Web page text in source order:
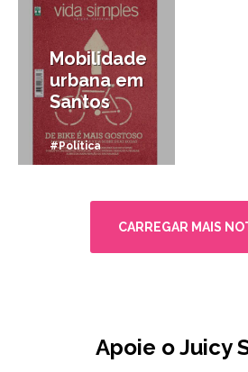
Mobilidade
urbana em
Santos
#Política
CARREGAR MAIS
Apoie o Juicy